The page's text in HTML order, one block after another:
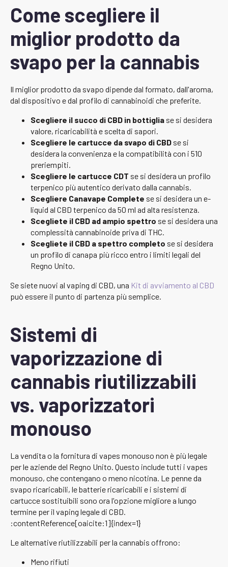
Come scegliere il
miglior prodotto da
svapo per la cannabis
Il miglior prodotto da svapo dipende dal formato, dall'aroma,
dal dispositivo e dal profilo di cannabinoidi che preferite.
Scegliere il succo di CBD in bottiglia se si desidera
valore, ricaricabilità e scelta di sapori.
Scegliere le cartucce da svapo di CBD se si
desidera la convenienza e la compatibilità con i 510
preriempiti.
Scegliere le cartucce CDT se si desidera un profilo
terpenico più autentico derivato dalla cannabis.
Scegliere Canavape Complete se si desidera un e-
liquid al CBD terpenico da 50 ml ad alta resistenza.
Scegliete il CBD ad ampio spettro se si desidera una
complessità cannabinoide priva di THC.
Scegliete il CBD a spettro completo se si desidera
un profilo di canapa più ricco entro i limiti legali del
Regno Unito.
Se siete nuovi al vaping di CBD, una Kit di avviamento al CBD
può essere il punto di partenza più semplice.
Sistemi di
vaporizzazione di
cannabis riutilizzabili
vs. vaporizzatori
monouso
La vendita o la fornitura di vapes monouso non è più legale
per le aziende del Regno Unito. Questo include tutti i vapes
monouso, che contengano o meno nicotina. Le penne da
svapo ricaricabili, le batterie ricaricabili e i sistemi di
cartucce sostituibili sono ora l'opzione migliore a lungo
termine per il vaping legale di CBD.
:contentReference[oaicite:1]{index=1}
Le alternative riutilizzabili per la cannabis offrono:
Meno rifiuti